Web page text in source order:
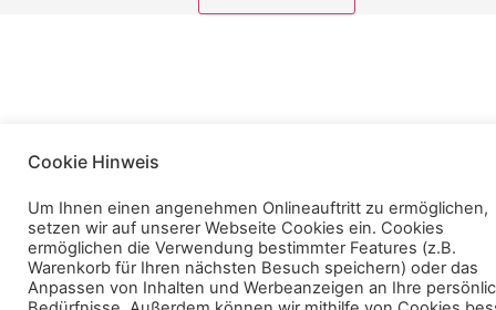
Cookie Hinweis
Um Ihnen einen angenehmen Onlineauftritt zu ermöglichen,
setzen wir auf unserer Webseite Cookies ein. Cookies
ermöglichen die Verwendung bestimmter Features (z.B.
Warenkorb für Ihren nächsten Besuch speichern) oder das
Anpassen von Inhalten und Werbeanzeigen an Ihre